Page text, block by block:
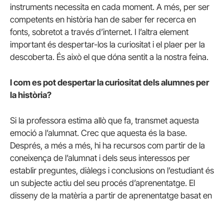
instruments necessita en cada moment. A més, per ser
competents en història han de saber fer recerca en
fonts, sobretot a través d’internet. I l’altra element
important és despertar-los la curiositat i el plaer per la
descoberta. És això el que dóna sentit a la nostra feina.
I com es pot despertar la curiositat dels alumnes per
la història?
Si la professora estima allò que fa, transmet aquesta
emoció a l’alumnat. Crec que aquesta és la base.
Després, a més a més, hi ha recursos com partir de la
coneixença de l’alumnat i dels seus interessos per
establir preguntes, diàlegs i conclusions on l’estudiant és
un subjecte actiu del seu procés d’aprenentatge. El
disseny de la matèria a partir de aprenentatge basat en